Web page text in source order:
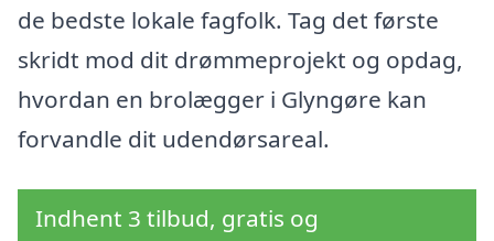
de bedste lokale fagfolk. Tag det første
skridt mod dit drømmeprojekt og opdag,
hvordan en brolægger i Glyngøre kan
forvandle dit udendørsareal.
Indhent 3 tilbud, gratis og